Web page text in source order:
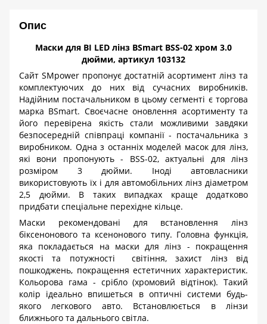
Опис
Маски для BI LED лінз BSmart BSS-02 хром 3.0
дюйми, артикул 103132
Сайт SMpower пропонує достатній асортимент лінз та
комплектуючих до них від сучасних виробників.
Надійним постачальником в цьому сегменті є торгова
марка BSmart. Своєчасне оновлення асортименту та
його перевірена якість стали можливими завдяки
безпосередній співпраці компанії - постачальника з
виробником. Одна з останніх моделей масок для лінз,
які вони пропонують - BSS-02, актуальні для лінз
розміром 3 дюйми. Іноді автовласники
використовують їх і для автомобільних лінз діаметром
2,5 дюйми. В таких випадках краще додатково
придбати спеціальне перехідне кільце.
Маски рекомендовані для встановлення лінз
біксенонового та ксенонового типу. Головна функція,
яка покладається на маски для лінз - покращення
якості та потужності світіння, захист лінз від
пошкоджень, покращення естетичних характеристик.
Кольорова гама - срібло (хромовий відтінок). Такий
колір ідеально впишеться в оптичні системи будь-
якого легкового авто. Встановлюється в лінзи
ближнього та дальнього світла.